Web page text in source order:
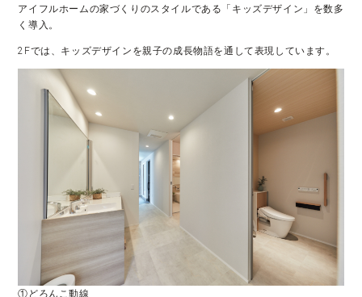
アイフルホームの家づくりのスタイルである「キッズデザイン」を数多
く導入。
2Fでは、キッズデザインを親子の成長物語を通して表現しています。
①どろんこ動線